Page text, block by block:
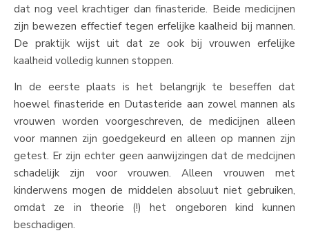
dat nog veel krachtiger dan finasteride. Beide medicijnen
zijn bewezen effectief tegen erfelijke kaalheid bij mannen.
De praktijk wijst uit dat ze ook bij vrouwen erfelijke
kaalheid volledig kunnen stoppen.
In de eerste plaats is het belangrijk te beseffen dat
hoewel finasteride en Dutasteride aan zowel mannen als
vrouwen worden voorgeschreven, de medicijnen alleen
voor mannen zijn goedgekeurd en alleen op mannen zijn
getest. Er zijn echter geen aanwijzingen dat de medcijnen
schadelijk zijn voor vrouwen. Alleen vrouwen met
kinderwens mogen de middelen absoluut niet gebruiken,
omdat ze in theorie (!) het ongeboren kind kunnen
beschadigen.